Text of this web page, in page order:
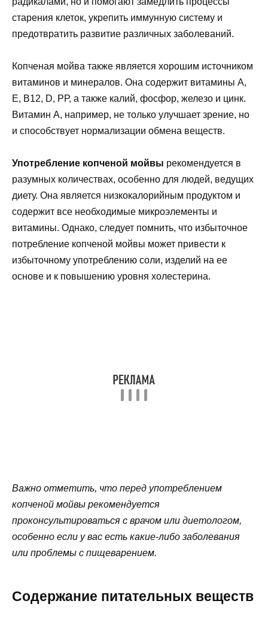
старения клеток, укрепить иммунную систему и
предотвратить развитие различных заболеваний.
Копченая мойва также является хорошим источником
витаминов и минералов. Она содержит витамины А,
Е, В12, D, РР, а также калий, фосфор, железо и цинк.
Витамин А, например, не только улучшает зрение, но
и способствует нормализации обмена веществ.
Употребление копченой мойвы рекомендуется в
разумных количествах, особенно для людей, ведущих
диету. Она является низкокалорийным продуктом и
содержит все необходимые микроэлементы и
витамины. Однако, следует помнить, что избыточное
потребление копченой мойвы может привести к
избыточному употреблению соли, изделий на ее
основе и к повышению уровня холестерина.
Важно отметить, что перед употреблением
копченой мойвы рекомендуется
проконсультироваться с врачом или диетологом,
особенно если у вас есть какие-либо заболевания
или проблемы с пищеварением.
Содержание питательных веществ